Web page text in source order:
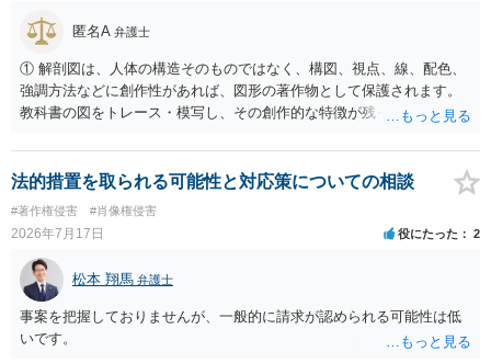
（著作権法2条・17条）。 ウェブサイト全体に当然に著作権が生じる
わけではありません。デザイナーが独自に制作したイラストやバナー
等は別として、一般的なレイアウトや配色、依頼者から提供された素
材を希望に沿って配置した部分には、通常、著作物性は認められにく
いと考えられます。仮に具体的な画面構成の一部に創作性が認められ
ても、その権利は当該部分に限られ、ご相談者の写真や文章等を制作
実績として掲載する権限まで当然に生じるものではありません。 もっ
とも、契約書がなくても、見積書、メール、利用規約等に実績掲載へ
の同意があれば別です。また、単に制作を担当した事実を記載した
り、公開中のサイトへリンクしたりする行為まで当然に禁止できると
は限りません。 人物写真については、通常のSNSへの無断掲載と同
様、掲載目的、態様、必要性、本人の特定可能性等から判断されま
す。営業目的であり、本人も掲載を拒否していることは、違法性を認
める方向の事情となりますが、自動的に肖像権侵害となるわけではあ
りません。 まず、見積書、メール、チャット、デザイナーの利用規約
を確認したうえで、「提供素材及びこれを含む画面の複製・SNS掲載
匿名A 弁護士
① 解剖図は、人体の構造そのものではなく、構図、視点、線、配色、
強調方法などに創作性があれば、図形の著作物として保護されます。
教科書の図をトレース・模写し、その創作的な特徴が残っていれば、
も、SNSへの公開は私的使用には当たりません。 ② 出典を記載するだ
けでは、適法な引用にはなりません。自分の説明や批評が主で、図が
れ、必要な範囲に限られていることなどが必要です。勉強ノートの教
材として図そのものを中心的に掲載する場合、引用と認められにくい
でしょう。 文章についても、単に所々表現を変えただけで適法になる
とは限りません。医学上の事実を理解したうえで、ご自身の表現と構
成でまとめる必要があります。 安全にSNSで公開するには、教科書の
図をトレース・模写した部分は掲載せず、人体の構造という事実を基
に、自分で構図や表現を工夫して作図する方法が考えられます。ま
法的措置を取られる可能性と対応策についての相談
#著作権侵害 #肖像権侵害
2026年7月17日 役にたった 2
松本 翔馬 弁護士
事案を把握しておりませんが、一般的に請求が認められる可能性は低
いです。